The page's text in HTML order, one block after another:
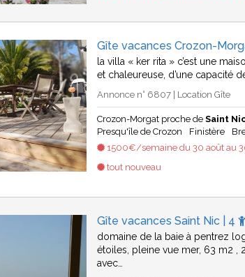
Gîte vacances Crozon-
la villa « ker rita » c’est une
et chaleureuse, d’une capacité
Annonce n° 6807 | Location Gîte
Crozon-Morgat proche deSaint
Presqu'île de Crozon
Finistère
1500€/semaine du 30 août au
tout nouveau
Gîte vacances Saint Nic | 4
domaine de la baie à pentrez
étoiles, pleine vue mer, 63 m2 ,
avec…